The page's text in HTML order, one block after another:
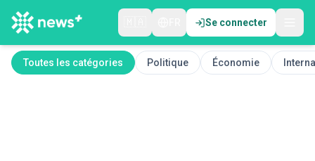
Se connecter
Toutes les catégories Politique Économie